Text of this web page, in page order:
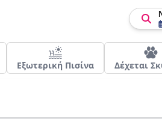
Εξωτερική Πισίνα Δέχεται